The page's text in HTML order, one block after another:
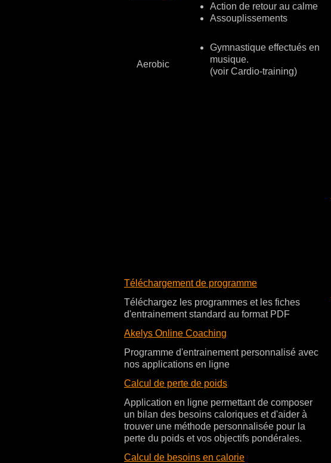
Action de retour au calme
Assouplissements
Aerobic
Gymnastique effectués en
musique.
(voir Cardio-training)
Téléchargement de programme
Téléchargez les programmes et les fiches
d'entrainement standard au format PDF
Akelys Online Coaching
Programme d'entrainement personnalisé avec
nos applications en ligne
Calcul de perte de poids
Application en ligne permettant de composer
un bilan des besoins caloriques et d'aider à
trouver une méthode personnalisée pour la
perte du poids et vos objectifs pondérales.
Calcul de besoins en calorie